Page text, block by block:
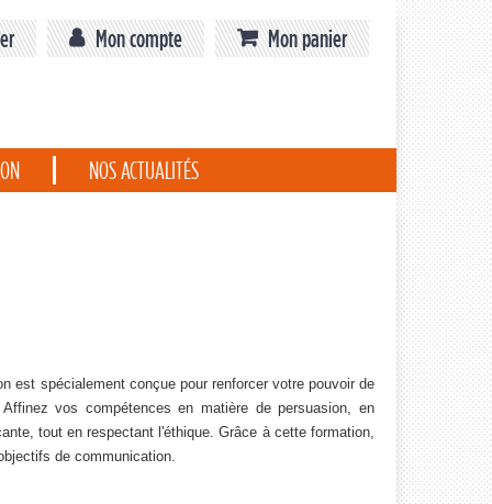
Mon compte Mon panier
NOS ACTUALITÉS
est spécialement conçue pour renforcer votre pouvoir de
vos compétences en matière de persuasion, en
tout en respectant l'éthique. Grâce à cette formation,
de communication.